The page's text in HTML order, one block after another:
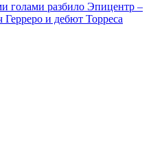
голами разбило Эпицентр –
и дебют Торреса